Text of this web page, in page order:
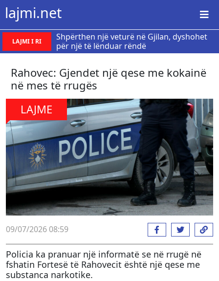
lajmi.net
LAJMI I RI
Shpërthen një veturë në Gjilan, dyshohet
për një të lënduar rëndë
Rahovec: Gjendet një qese me kokainë
në mes të rrugës
LAJME
09/07/2026 08:59
Policia ka pranuar një informatë se në rrugë në
fshatin Fortesë të Rahovecit është një qese me
substanca narkotike.